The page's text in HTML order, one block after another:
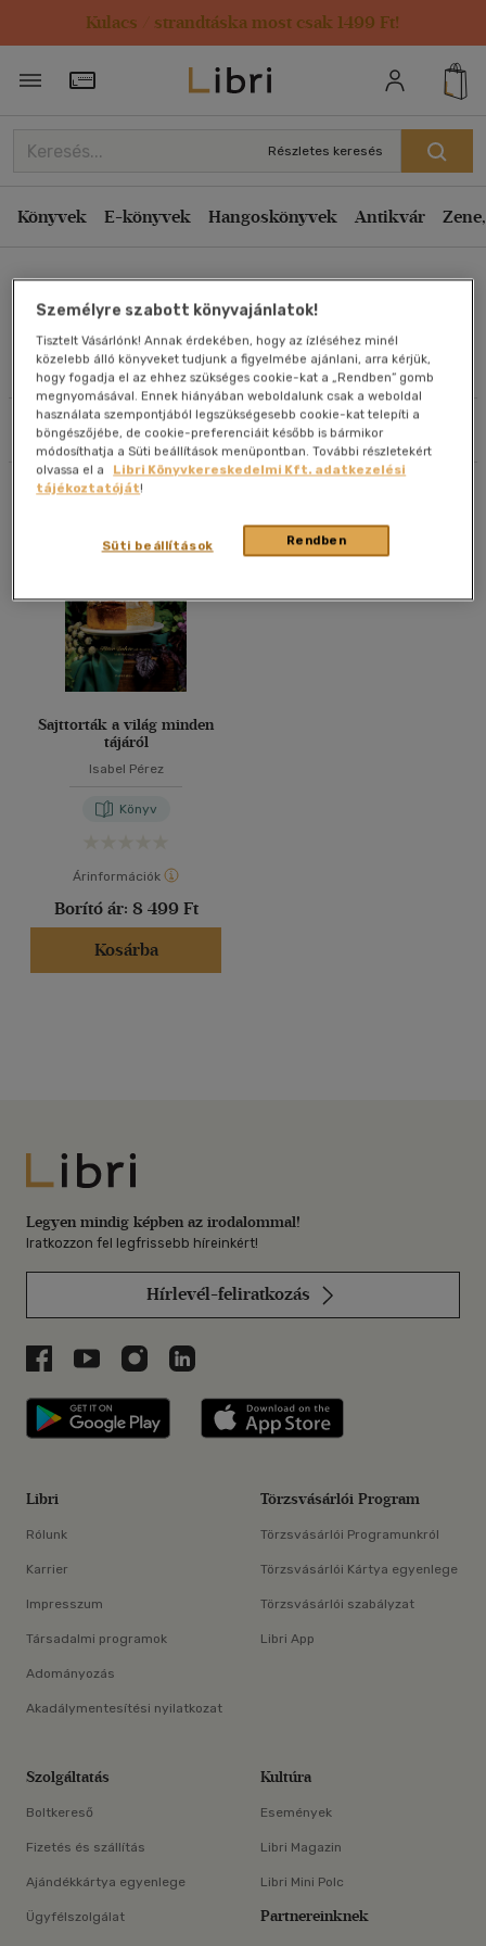
Kulacs / strandtáska most csak 1499 Ft!
Törzsvásárlói Kártya adatai
Részletes keresés
Könyvek E-könyvek Hangoskönyvek Antikvár
Isabel Pérez
Művei
Szűrés Rendezés
Rendezés
Kiadás éve szerint csökkenő
Ár szerint csökkenő
Eladott darabszám szerint csökkenő
Eladott darabszám szerint növekvő
Cím szerint A-Z
Szerző szerint A-Z
Megjelenítés
20 db / oldal
Alkalmaz
Sajttorták a világ minden
tájáról
Isabel Pérez
Könyv
Árinformációk
Borító ár: 8 499 Ft
Kosárba
Libri
Legyen mindig képben az irodalommal!
Iratkozzon fel legfrissebb híreinkért!
Hírlevél-feliratkozás
Libri a Facebookon
Libri a Youtube-on
Libri az Instagramon
Libri a LinkedInen
Libri applikáció Szerezd meg: Google
Libri
Rólunk
Karrier
Impresszum
Társadalmi programok
Adományozás
Akadálymentesítési nyilatkozat
Törzsvásárlói Program
Törzsvásárlói Programunkról
Törzsvásárlói Kártya egyenlege
Törzsvásárlói szabályzat
Libri App
Szolgáltatás
Boltkereső
Fizetés és szállítás
Ajándékkártya egyenlege
Ügyfélszolgálat
Kultúra
Események
Libri Magazin
Libri Mini Polc
Partnereinknek
Személyre szabott könyvajánlatok!
Tisztelt Vásárlónk! Annak érdekében, hogy az ízléséhez minél
közelebb álló könyveket tudjunk a figyelmébe ajánlani, arra kérjük,
hogy fogadja el az ehhez szükséges cookie-kat a „Rendben” gomb
megnyomásával. Ennek hiányában weboldalunk csak a weboldal
használata szempontjából legszükségesebb cookie-kat telepíti a
böngészőjébe, de cookie-preferenciáit később is bármikor
módosíthatja a Süti beállítások menüpontban. További részletekért
olvassa el a
Libri Könyvkereskedelmi Kft. adatkezelési
tájékoztatóját!
Rendben
Süti beállítások